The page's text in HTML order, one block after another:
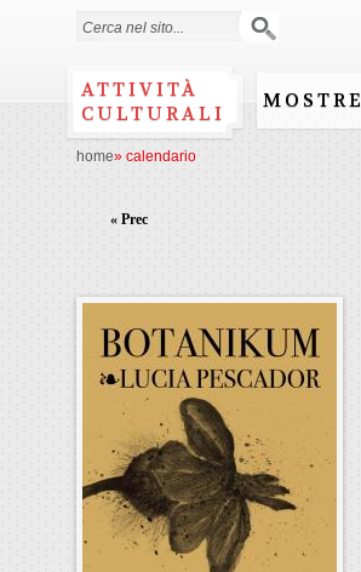
Form di ricerca
ATTIVITÀ
CULTURALI
MOSTRE
home» calendario
« Prec